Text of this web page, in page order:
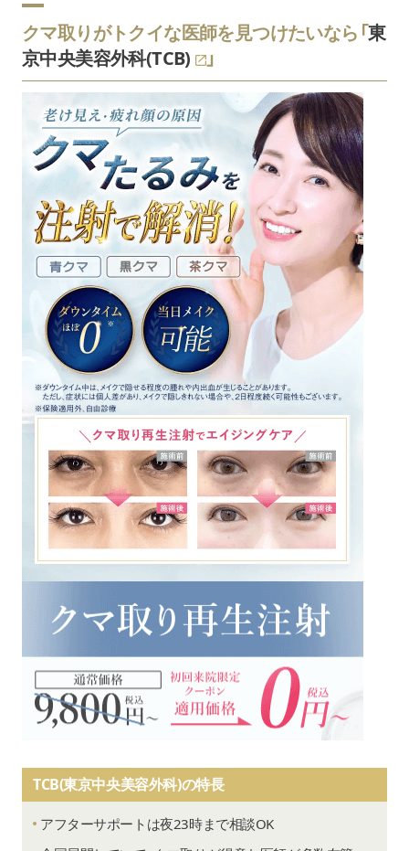
クマ取りがトクイな医師を見つけたいなら「東
京中央美容外科(TCB)
」
TCB(東京中央美容外科)の特長
アフターサポートは夜23時まで相談OK